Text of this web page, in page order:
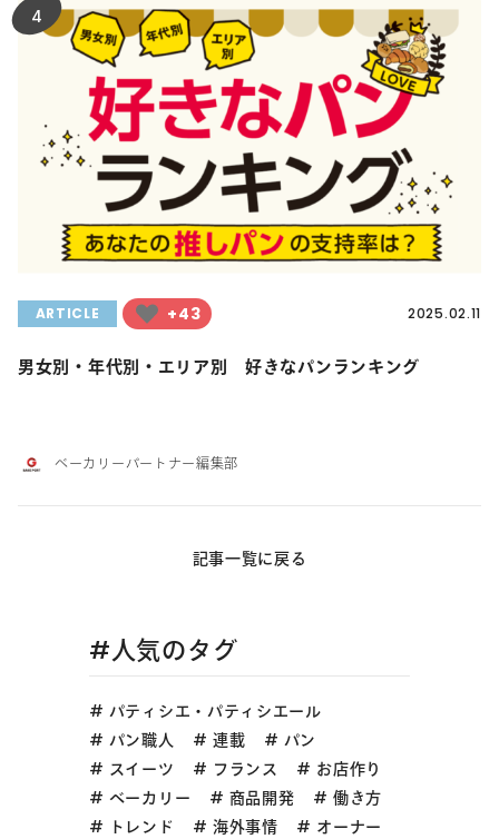
4
ARTICLE +43 2025.02.11
男女別・年代別・エリア別 好きなパンランキング
ベーカリーパートナー編集部
記事一覧に戻る
#人気のタグ
パティシエ・パティシエール
パン職人
連載
パン
スイーツ
フランス
お店作り
ベーカリー
商品開発
働き方
トレンド
海外事情
オーナー